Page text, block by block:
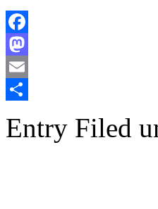
Facebook
Mastodon
Email
Entry Filed